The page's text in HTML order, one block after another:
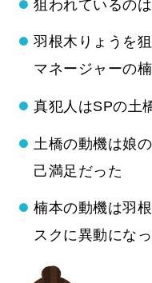
狙われているの
羽根木りょうを
マネージャーの
真犯人はSPの土
土橋の動機は娘
己満足だった
楠本の動機は羽
スクに異動にな